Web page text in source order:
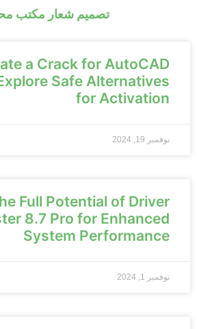
تصميم شعار مكتب
a Crack for AutoCAD
Explore Safe Alternatives
for Activation
نوفمبر 19, 2024
Full Potential of Driver
8.7 Pro for Enhanced
System Performance
نوفمبر 1, 2024